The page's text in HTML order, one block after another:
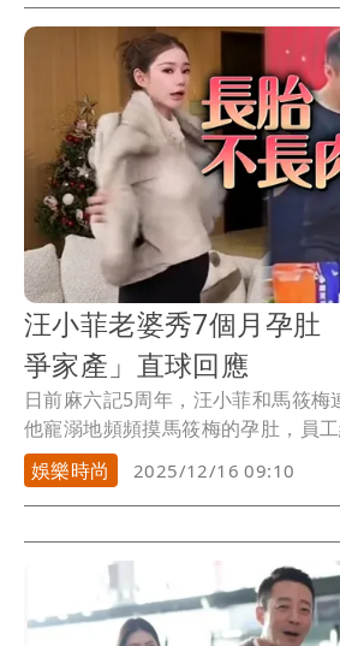
汪小菲老婆秀7個月孕
爭家產」直球回應
日前麻六記5周年，汪小菲和馬筱梅
他寵溺地頻頻摸馬筱梅的孕肚，員
「母...
娛樂時尚 2025/12/16 09:10